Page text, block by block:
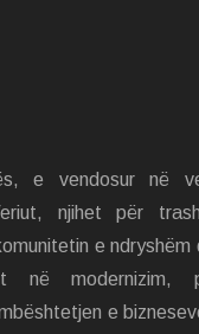
e vendosur në
njihet për
e ndryshëm
në modernizim,
e